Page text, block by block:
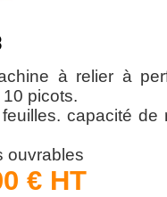
à relier à
picots.
capacité de
ouvrables
€ HT